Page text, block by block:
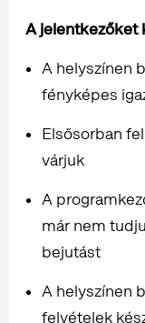
A jelentkezőket
A helyszínen
fényképes
Elsősorban
várjuk
A
már nem
bejutást
A helyszínen
felvételek